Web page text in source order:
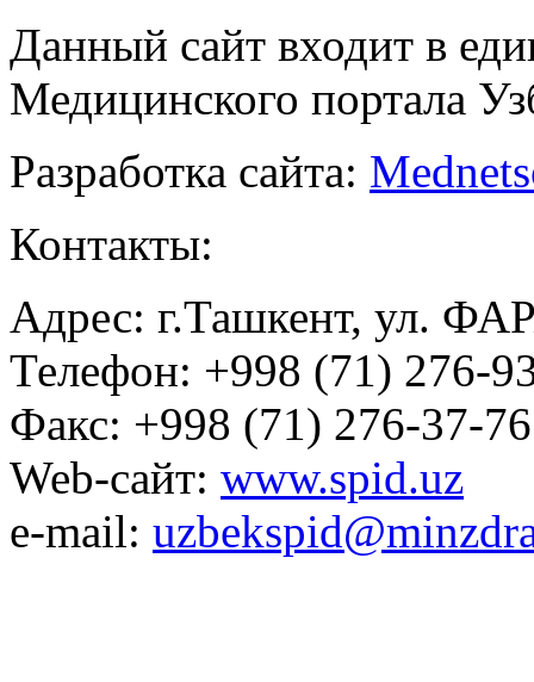
Данный сайт входит в
Медицинского портала
Разработка сайта:
Контакты:
Адрес: г.Ташкент, ул.
Телефон: +998 (71) 276-
Факс: +998 (71) 276-37-76
Web-сайт: www.spid.uz
e-mail: